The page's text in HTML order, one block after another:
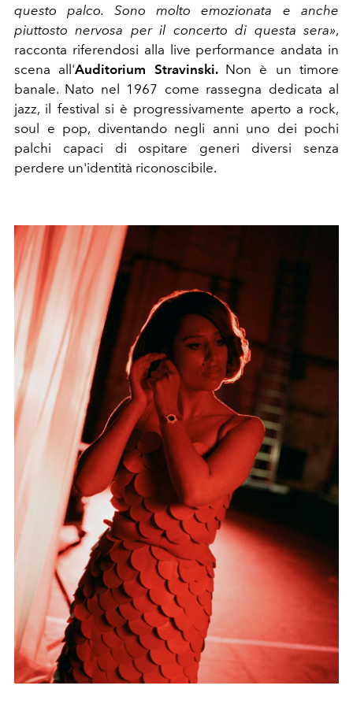
questo palco. Sono molto emozionata e anche
piuttosto nervosa per il concerto di questa sera»,
racconta riferendosi alla live performance andata in
scena all'Auditorium Stravinski. Non è un timore
banale. Nato nel 1967 come rassegna dedicata al
jazz, il festival si è progressivamente aperto a rock,
soul e pop, diventando negli anni uno dei pochi
palchi capaci di ospitare generi diversi senza
perdere un'identità riconoscibile.